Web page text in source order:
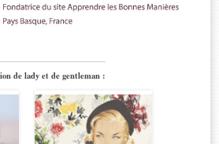
de lady et de gentleman :